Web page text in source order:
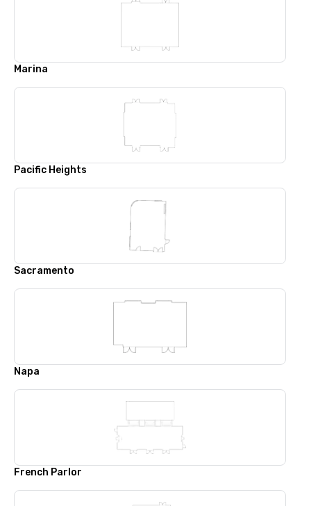
Marina
Pacific Heights
Sacramento
Napa
French Parlor